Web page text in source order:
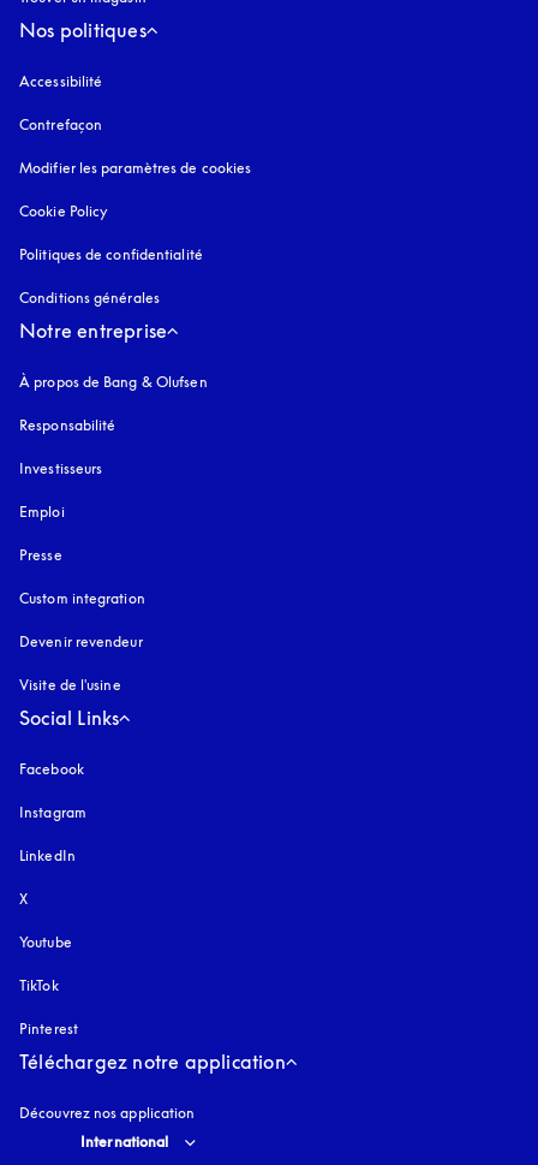
Nos politiques
Accessibilité
Contrefaçon
Modifier les paramètres de cookies
Cookie Policy
Politiques de confidentialité
Conditions générales
Notre entreprise
À propos de Bang & Olufsen
Responsabilité
Investisseurs
Emploi
Presse
Custom integration
Devenir revendeur
Visite de l'usine
Social Links
Facebook
Instagram
LinkedIn
X
Youtube
TikTok
Pinterest
Téléchargez notre application
Découvrez nos application
Select country and language
International